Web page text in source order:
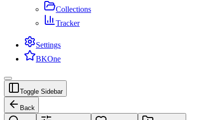
Collections
Tracker
Settings
BKOne
Toggle Sidebar
Back